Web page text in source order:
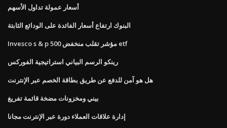
أسعار عمولة تداول الأسهم
البنوك ارتفاع أسعار الفائدة على الودائع الثابتة
Invesco s & p 500 مؤشر تقلب منخفض etf
رينكو الرسم البياني استراتيجية الفوركس
هل هو آمن للدفع عن طريق بطاقة الخصم عبر الإنترنت
بيني ومخزونات مضخة قائمة تفريغ
إدارة علاقات العملاء دورة عبر الإنترنت مجانا